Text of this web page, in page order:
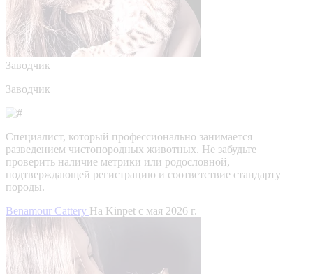
Заводчик
Заводчик
Специалист, который профессионально занимается
разведением чистопородных животных. Не забудьте
проверить наличие метрики или родословной,
подтверждающей регистрацию и соответствие стандарту
породы.
Benamour Cattery На Kinpet c мая 2026 г.